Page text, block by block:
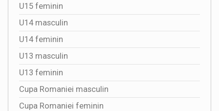
U15 feminin
U14 masculin
U14 feminin
U13 masculin
U13 feminin
Cupa Romaniei masculin
Cupa Romaniei feminin